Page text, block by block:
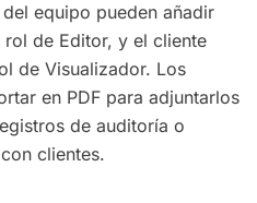
equipo pueden añadir
de Editor, y el cliente
de Visualizador. Los
en PDF para adjuntarlos
de auditoría o
clientes.